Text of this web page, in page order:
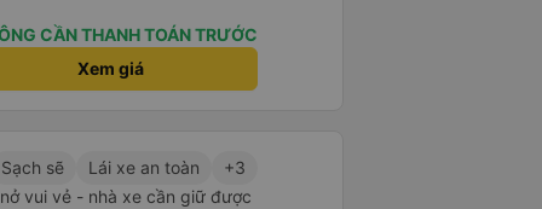
tôi rất thích chuyến đi.
CẦN THANH TOÁN TRƯỚC
Xem giá
Sạch sẽ Lái xe an toàn
+3
vui vẻ - nhà xe cần giữ được